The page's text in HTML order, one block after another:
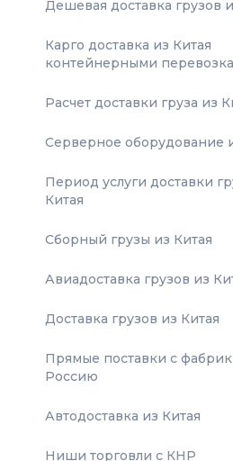
Дешевая доставка грузов
Карго доставка из Китая
контейнерными
Расчет доставки груза из
Серверное оборудование
Период услуги доставки
Китая
Сборный грузы из Китая
Авиадоставка грузов из
Доставка грузов из Китая
Прямые поставки с фабрик
Россию
Автодоставка из Китая
Ниши торговли с КНР